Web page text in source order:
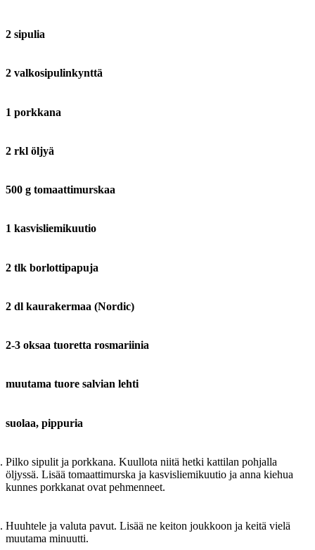
2 sipulia
2 valkosipulinkynttä
1 porkkana
2 rkl öljyä
500 g tomaattimurskaa
1 kasvisliemikuutio
2 tlk borlottipapuja
2 dl kaurakermaa (Nordic)
2-3 oksaa tuoretta rosmariinia
muutama tuore salvian lehti
suolaa, pippuria
Pilko sipulit ja porkkana. Kuullota niitä hetki kattilan pohjalla
öljyssä. Lisää tomaattimurska ja kasvisliemikuutio ja anna kiehua
kunnes porkkanat ovat pehmenneet.
Huuhtele ja valuta pavut. Lisää ne keiton joukkoon ja keitä vielä
muutama minuutti.